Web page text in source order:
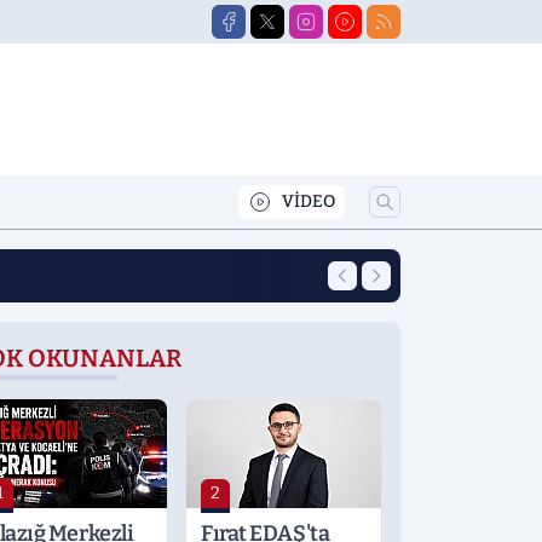
VİDEO
12:39 Yeni Eğitim
OKUNANLAR
Merkezli
2
Fırat EDAŞ'ta